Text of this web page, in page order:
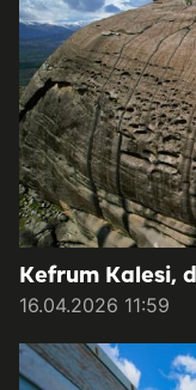
Kefrum Kalesi,
16.04.2026 11:59